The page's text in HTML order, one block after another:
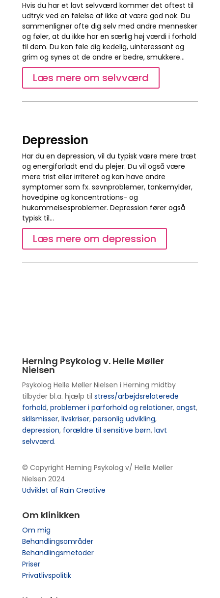
Hvis du har et lavt selvværd kommer det oftest til
udtryk ved en følelse af ikke at være god nok. Du
sammenligner ofte dig selv med andre mennesker
og føler, at du ikke har en særlig høj værdi i forhold
til dem. Du kan føle dig kedelig, uinteressant og
grim og synes at de andre er bedre, smukkere…
Læs mere om selvværd
Depression
Har du en depression, vil du typisk være mere træt
og energiforladt end du plejer. Du vil også være
mere trist eller irriteret og kan have andre
symptomer som fx. søvnproblemer, tankemylder,
hovedpine og koncentrations- og
hukommelsesproblemer. Depression fører også
typisk til…
Læs mere om depression
Herning Psykolog v. Helle Møller
Nielsen
Psykolog Helle Møller Nielsen i Herning midtby
tilbyder bl.a. hjælp til stress/arbejdsrelaterede
forhold, problemer i parforhold og relationer, angst,
skilsmisser, livskriser, personlig udvikling,
depression,forældre til sensitive børn, lavt
selvværd.
© Copyright Herning Psykolog v/ Helle Møller
Nielsen 2024
Udviklet af Rain Creative
Om klinikken
Om mig
Behandlingsområder
Behandlingsmetoder
Priser
Privatlivspolitik